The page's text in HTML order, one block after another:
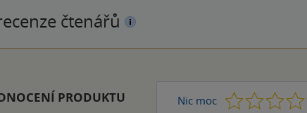
čtenářů
PRODUKTU Nic moc 1 2 3 4 5